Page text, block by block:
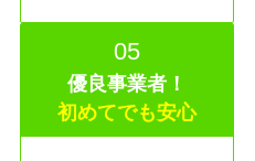
05
優良事業者！
初めてでも安心